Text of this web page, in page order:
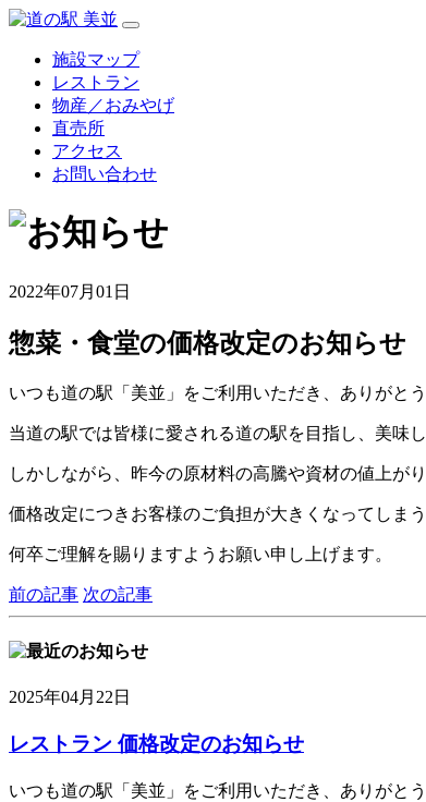
施設マップ
レストラン
物産／おみやげ
直売所
アクセス
お問い合わせ
2022年07月01日
惣菜・食堂の価格改定のお知らせ
いつも道の駅「美並」をご利用いただき、ありがとう
当道の駅では皆様に愛される道の駅を目指し、美味
しかしながら、昨今の原材料の高騰や資材の値上が
価格改定につきお客様のご負担が大きくなってしま
何卒ご理解を賜りますようお願い申し上げます。
前の記事 次の記事
2025年04月22日
レストラン 価格改定のお知らせ
いつも道の駅「美並」をご利用いただき、ありがと